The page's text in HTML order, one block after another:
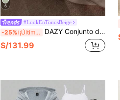
6
#LookEnTonosBeige
-25% ¡Últimos 2 días DAZY Conjunto de sudadera y pantalones de dos piezas para mujer con cremallera doble, conjunto de chándal para mujer, conjunto de sudadera y pantalón de estar en casa para mujer
S/131.99